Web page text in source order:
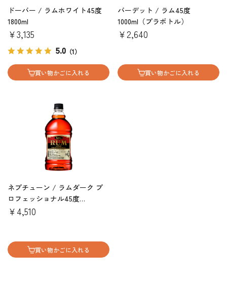
ドーバー / ラムホワイト45度
1800ml
￥3,135
5.0 （1）
買い物かごに入れる
バーデット / ラム45度
1000ml（プラボトル）
￥2,640
買い物かごに入れる
ネプチューン / ラムダーク プ
ロフェッショナル45度
（1800ml）
￥4,510
買い物かごに入れる